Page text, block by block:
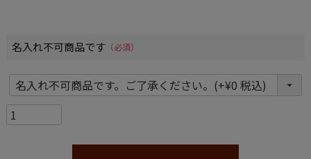
名入れ不可商品です